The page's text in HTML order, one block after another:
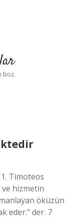
boz.
Timoteos
ve hizmetin
öküzün
eder.” der. 7